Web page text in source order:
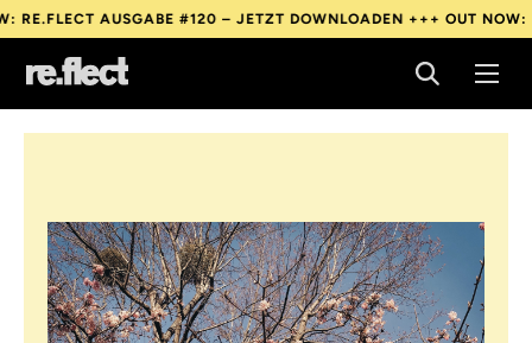
AUSGABE #120 – JETZT DOWNLOADEN +++OUT NOW:
AUSGABE #120 – JETZT DOWNLOADEN +++